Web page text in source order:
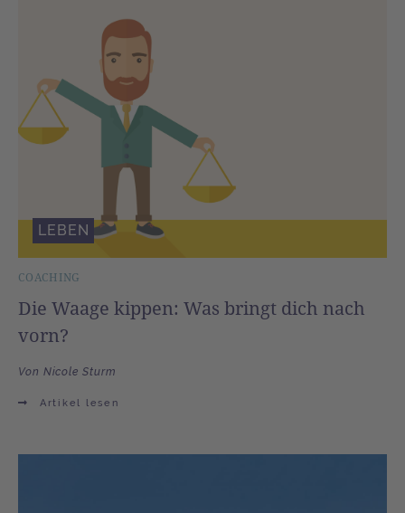
COACHING
Die Waage kippen: Was bringt dich nach
vorn?
Von Nicole Sturm
Artikel lesen
LEBEN